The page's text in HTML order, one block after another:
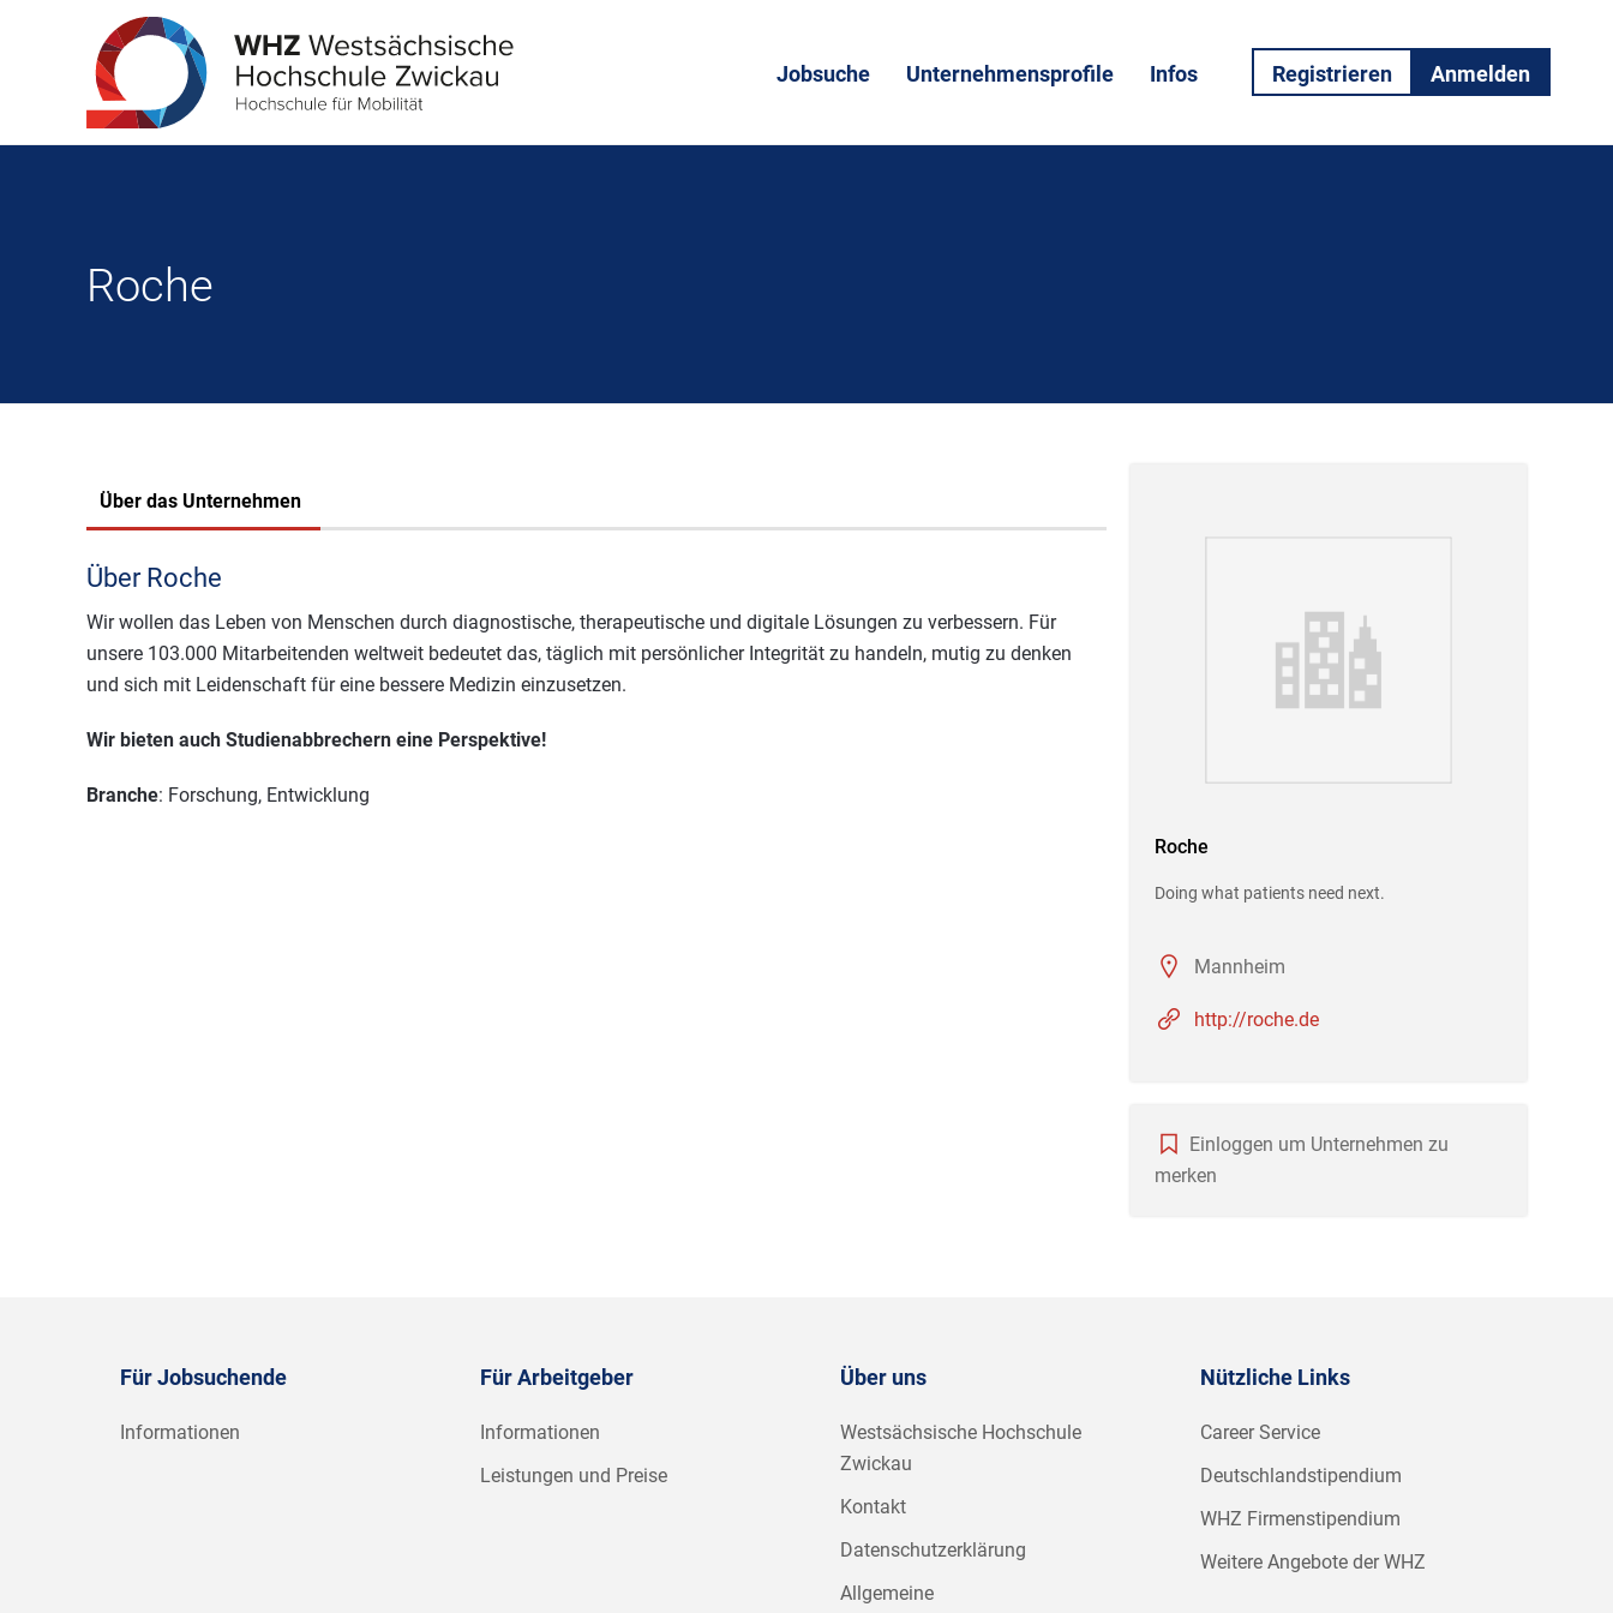
Jobsuche Unternehmensprofile Infos Registrieren Anmelden
Roche
Über das Unternehmen
Über Roche
Wir wollen das Leben von Menschen durch diagnostische, therapeutische und digitale Lösungen zu verbessern. Für
unsere 103.000 Mitarbeitenden weltweit bedeutet das, täglich mit persönlicher Integrität zu handeln, mutig zu denken
und sich mit Leidenschaft für eine bessere Medizin einzusetzen.
Wir bieten auch Studienabbrechern eine Perspektive!
Branche: Forschung, Entwicklung
Roche
Doing what patients need next.
Mannheim
http://roche.de
Einloggen um Unternehmen zu
merken
Für Jobsuchende
Informationen
Für Arbeitgeber
Informationen
Leistungen und Preise
Über uns
Westsächsische Hochschule
Zwickau
Kontakt
Datenschutzerklärung
Allgemeine
Nützliche Links
Career Service
Deutschlandstipendium
WHZ Firmenstipendium
Weitere Angebote der WHZ